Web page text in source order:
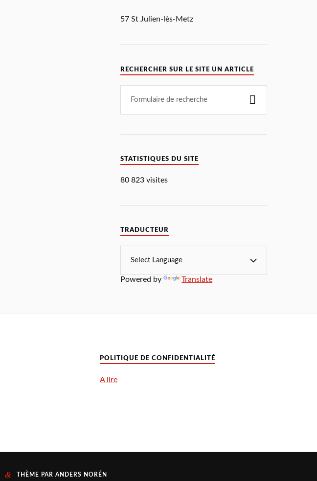
57 St Julien-lès-Metz
RECHERCHER SUR LE SITE UN ARTICLE
STATISTIQUES DU SITE
80 823 visites
TRADUCTEUR
Powered by Translate
POLITIQUE DE CONFIDENTIALITÉ
A lire
& THÈME PAR ANDERS NORÉN